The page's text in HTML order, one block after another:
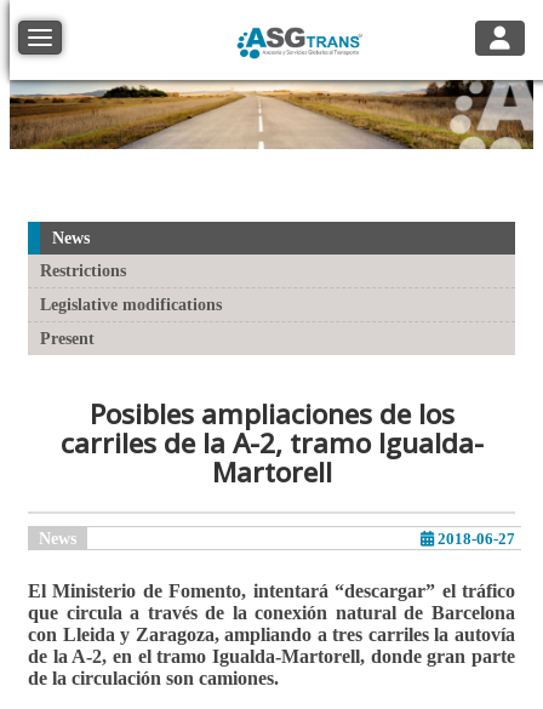
Toggle navigation
News
Restrictions
Legislative modifications
Present
Posibles ampliaciones de los
carriles de la A-2, tramo Igualda-
Martorell
News 2018-06-27
El Ministerio de Fomento, intentará “descargar” el tráfico
que circula a través de la conexión natural de Barcelona
con Lleida y Zaragoza, ampliando a tres carriles la autovía
de la A-2, en el tramo Igualda-Martorell, donde gran parte
de la circulación son camiones.